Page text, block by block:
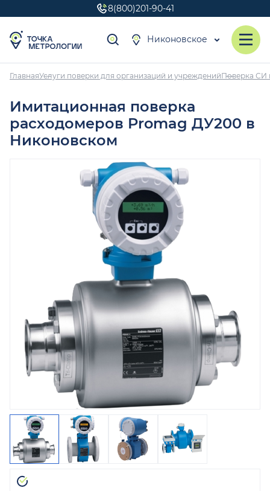
8(800)201-90-41
Никоновское
ГлавнаяУслуги поверки для организаций и учрежденийПоверка СИ
Имитационная поверка
расходомеров Promag ДУ200 в
Никоновском